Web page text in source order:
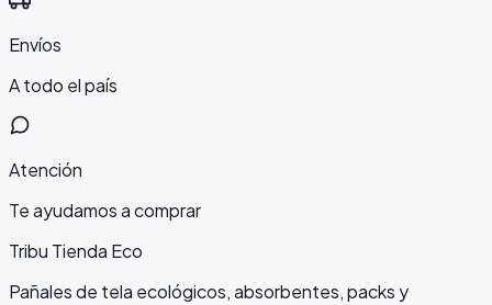
Envíos
A todo el país
Atención
Te ayudamos a comprar
Tribu Tienda Eco
Pañales de tela ecológicos, absorbentes, packs y